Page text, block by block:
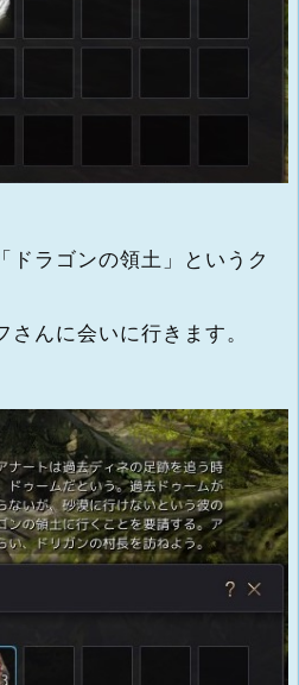
ドラゴンの領土」というク
んに会いに行きます。